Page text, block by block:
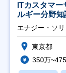
ITカスタマ
ルギー分野知
エナジー・ソ
東京都
350万